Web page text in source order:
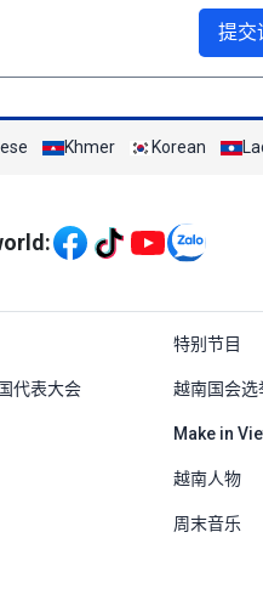
提交
Khmer Korean
hội
tiếng特别节目
代表大会 越南国会选
Make in
越南人物
周末音乐